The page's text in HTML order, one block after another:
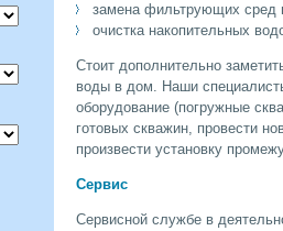
замена фильтрующих сред
очистка накопительных
Стоит дополнительно
воды в дом. Наши
оборудование (погружные
готовых скважин, провести
произвести установку
Сервисной службе в